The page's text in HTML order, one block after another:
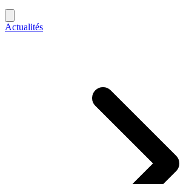
Actualités